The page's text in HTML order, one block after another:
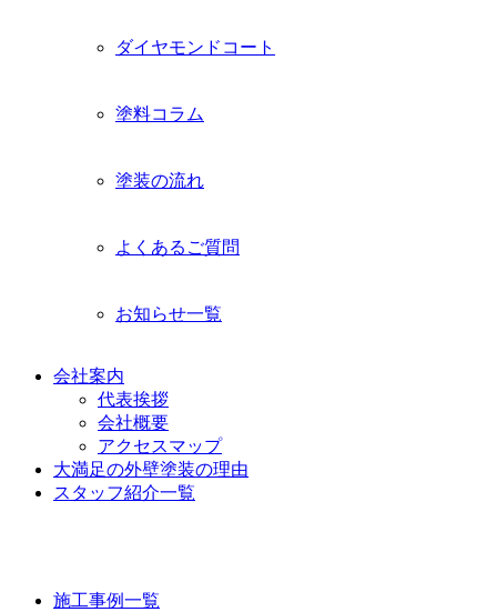
ダイヤモンドコート
塗料コラム
塗装の流れ
よくあるご質問
お知らせ一覧
会社案内
代表挨拶
会社概要
アクセスマップ
大満足の外壁塗装の理由
スタッフ紹介一覧
施工事例一覧